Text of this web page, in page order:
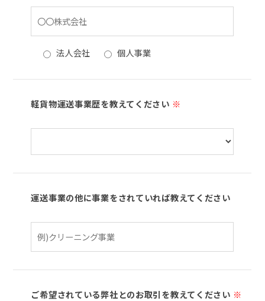
法人会社 個人事業
軽貨物運送事業歴を教えてください ※
運送事業の他に事業をされていれば教えてください
ご希望されている弊社とのお取引を教えてください ※